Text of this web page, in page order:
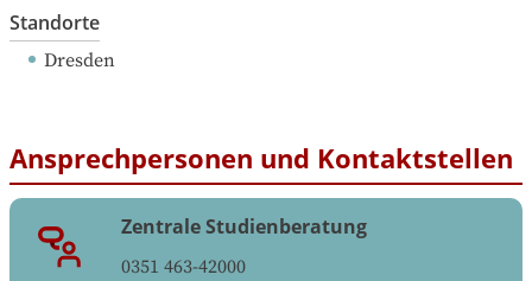
Standorte
Dresden
Ansprechpersonen und Kontaktstellen
Zentrale Studienberatung
0351 463-42000